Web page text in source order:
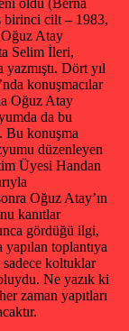
birinci cilt – 1983,
Atay
Selim İleri,
Dört yıl
konuşmacılar
Oğuz Atay
da bu
Bu konuşma
düzenleyen
Üyesi Handan
Oğuz Atay’ın
kanıtlar
gördüğü ilgi,
toplantıya
sadece koltuklar
Ne yazık ki
zaman yapıtları